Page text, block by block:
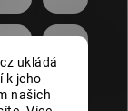
ukládá
k jeho
našich